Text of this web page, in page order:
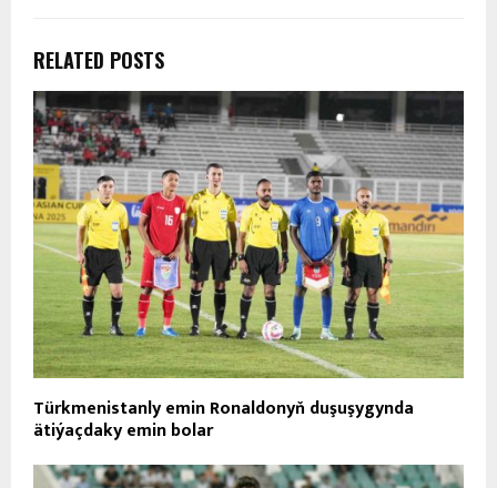
RELATED POSTS
Türkmenistanly emin Ronaldonyň duşuşygynda
ätiýaçdaky emin bolar